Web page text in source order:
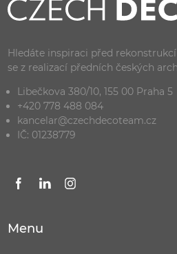
Hledáte inspiraci před
se z realizací předních českých
Libečkova 380/10, 155 00 Praha 5
+420 778 488 084
kancelar@czechdecoteam.cz
IČ: 01238779
Menu